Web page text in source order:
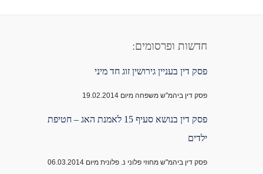
חדשות ופרסומים:
פסק דין בעניין גירושין זוג חד מיני
פסק דין ביהמ"ש משפחה מיום 19.02.2014
פסק דין בנושא סעיף 15 לאמנת האג – חטיפת
ילדים
פסק דין ביהמ"ש מחוזי פלוני נ. פלונית מיום 06.03.2014